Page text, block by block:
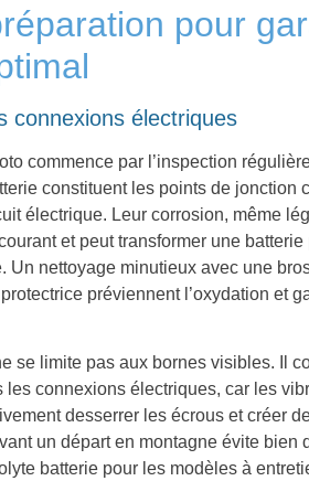
pour
connexions électriques
commence par l’inspection
constituent les points de jonction
électrique. Leur corrosion, même
et peut transformer une
Un nettoyage minutieux avec une
protectrice préviennent l’oxydation et
se limite pas aux bornes visibles. Il
les connexions électriques, car les
desserrer les écrous et créer
un départ en montagne évite bien
batterie pour les modèles à